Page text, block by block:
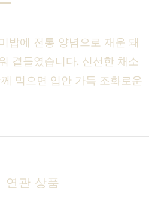
밥에 전통 양념으로 재운 돼
곁들였습니다. 신선한 채소
먹으면 입안 가득 조화로운
연관 상품